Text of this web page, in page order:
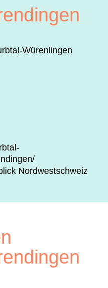
Würenlingen
Nordwestschweiz